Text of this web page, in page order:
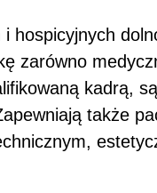
i hospicyjnych
zarówno
kadrą,
także